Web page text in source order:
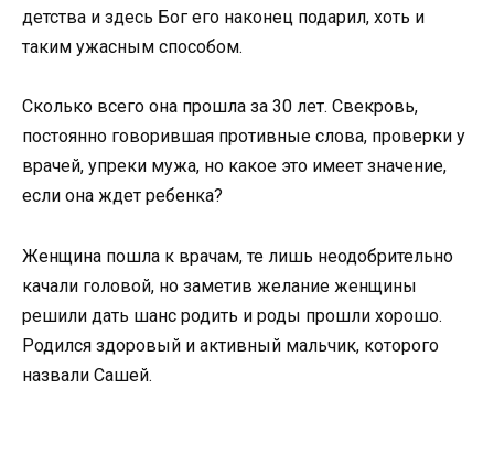
детства и здесь Бог его наконец подарил, хоть и
таким ужасным способом.
Сколько всего она прошла за 30 лет. Свекровь,
постоянно говорившая противные слова, проверки у
врачей, упреки мужа, но какое это имеет значение,
если она ждет ребенка?
Женщина пошла к врачам, те лишь неодобрительно
качали головой, но заметив желание женщины
решили дать шанс родить и роды прошли хорошо.
Родился здоровый и активный мальчик, которого
назвали Сашей.